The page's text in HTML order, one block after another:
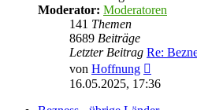
Moderator: Moderatoren
141 Themen
8689 Beiträge
Letzter Beitrag Re:
von Hoffnung
Beitrag
16.05.2025, 17:36